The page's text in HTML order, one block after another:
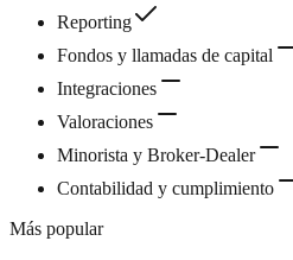
Reporting
Fondos y llamadas de capital
Integraciones
Valoraciones
Minorista y Broker-Dealer
Contabilidad y cumplimiento
Más popular